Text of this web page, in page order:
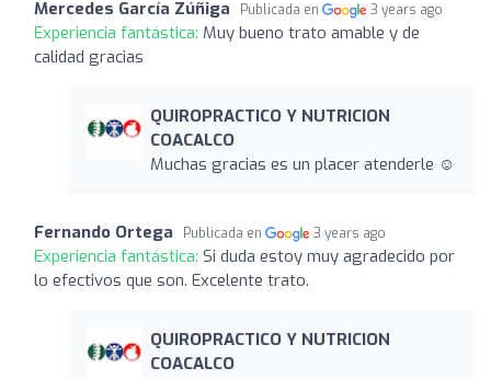
Mercedes García Zúñiga Publicada en 3 years ago
Experiencia fantástica: Muy bueno trato amable y de
calidad gracias
QUIROPRACTICO Y NUTRICION
COACALCO
Muchas gracias es un placer atenderle ☺️
Fernando Ortega Publicada en 3 years ago
Experiencia fantástica: Si duda estoy muy agradecido por
lo efectivos que son. Excelente trato.
QUIROPRACTICO Y NUTRICION
COACALCO